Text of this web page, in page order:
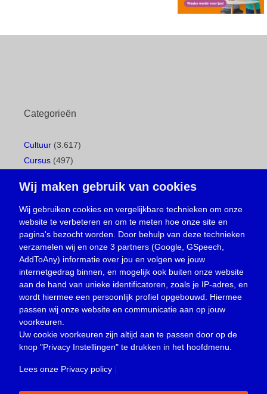
Categorieën
Cultuur (3.617)
Cursus (497)
Gemeentepagina(104)
Ingezonden brief(538)
Media(156)
Nieuws (23.330)
Oproep(734)
Overlijden(39)
Podcast(18)
prijsvraag (5)
Religie (1.438)
Service(226)
Wij maken gebruik van cookies
Wij gebruiken cookies en vergelijkbare technieken om onze
website te verbeteren en om te meten hoe onze site en
pagina's bezocht worden. Door behulp van deze technieken
verzamelen wij en onze 3 partners (Google, GSpeech,
AddToAny) informatie over jou en volgen we jouw
internetgedrag binnen, en mogelijk ook buiten onze website
aan de hand van unieke identificatoren, zoals je IP-adres, en
wordt hiermee een persoonlijk profiel opgebouwd. Hiermee
passen wij onze website en communicatie aan op jouw
voorkeuren.
Uw cookie voorkeuren zijn altijd aan te passen door op de
knop "Privacy Instellingen" te drukken in het hoofdmenu.
Lees onze Privacy policy |